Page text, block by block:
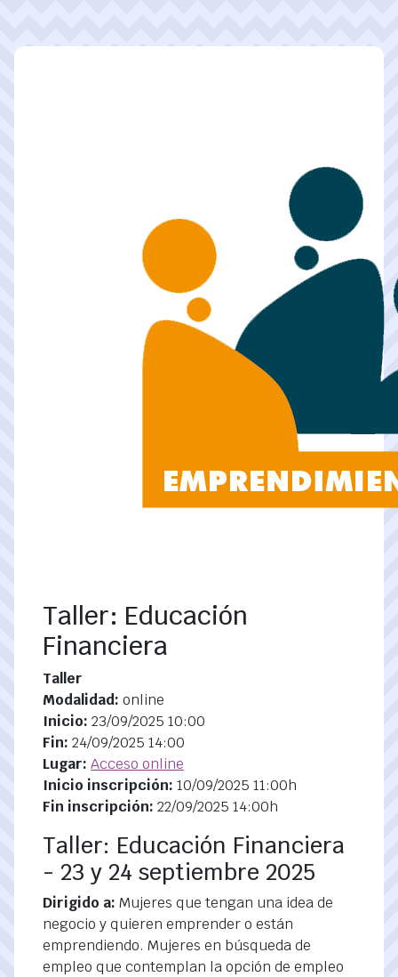
Taller: Educación
Financiera
Taller
Modalidad: online
Inicio: 23/09/2025 10:00
Fin: 24/09/2025 14:00
Lugar: Acceso online
Inicio inscripción: 10/09/2025 11:00h
Fin inscripción: 22/09/2025 14:00h
Taller: Educación Financiera
- 23 y 24 septiembre 2025
Dirigido a: Mujeres que tengan una idea de
negocio y quieren emprender o están
emprendiendo. Mujeres en búsqueda de
empleo que contemplan la opción de empleo